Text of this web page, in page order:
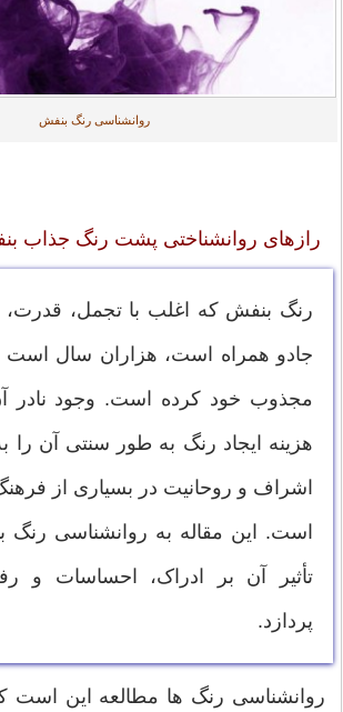
روانشناسی رنگ بنفش
رازهای روانشناختی پشت رنگ جذاب
رنگ بنفش که اغلب با تجمل، قدرت،
جادو همراه است، هزاران سال است
مجذوب خود کرده است. وجود نادر
هزینه ایجاد رنگ به طور سنتی آن را
اشراف و روحانیت در بسیاری از
است. این مقاله به روانشناسی رنگ
تأثیر آن بر ادراک، احساسات و
پردازد.
روانشناسی رنگ ها مطالعه این است